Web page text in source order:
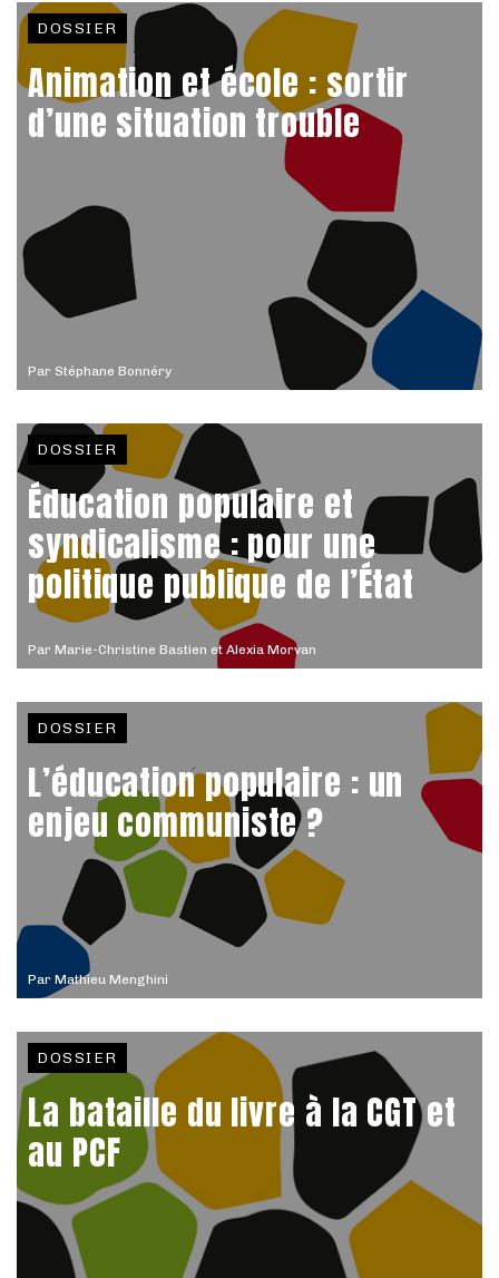
Par Stéphane Bonnéry
DOSSIER
Animation et école : sortir
d’une situation trouble
Par Marie-Christine Bastien et Alexia Morvan
DOSSIER
Éducation populaire et
syndicalisme : pour une
politique publique de l’État
Par Mathieu Menghini
DOSSIER
L’éducation populaire : un
enjeu communiste ?
DOSSIER
La bataille du livre à la CGT et
au PCF